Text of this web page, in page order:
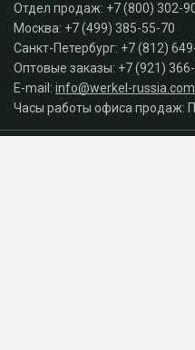
Отдел продаж: +7 (800) 302-
Москва: +7 (499) 385-55-70
Санкт-Петербург: +7 (812)
Оптовые заказы: +7 (921)
E-mail: info@werkel-russia.com
Часы работы офиса продаж: